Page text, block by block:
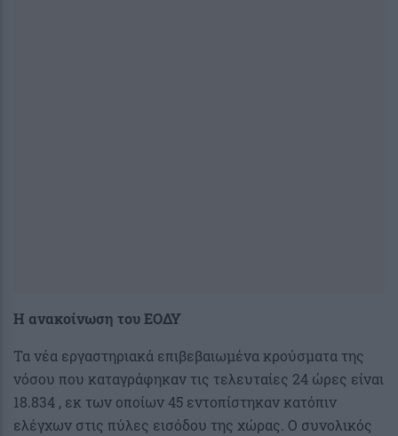
Η ανακοίνωση του ΕΟΔΥ
Τα νέα εργαστηριακά επιβεβαιωμένα κρούσματα της
νόσου που καταγράφηκαν τις τελευταίες 24 ώρες είναι
18.834 , εκ των οποίων 45 εντοπίστηκαν κατόπιν
ελέγχων στις πύλες εισόδου της χώρας. Ο συνολικός